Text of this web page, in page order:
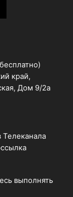
край,
Дом 9/2а
выполнять